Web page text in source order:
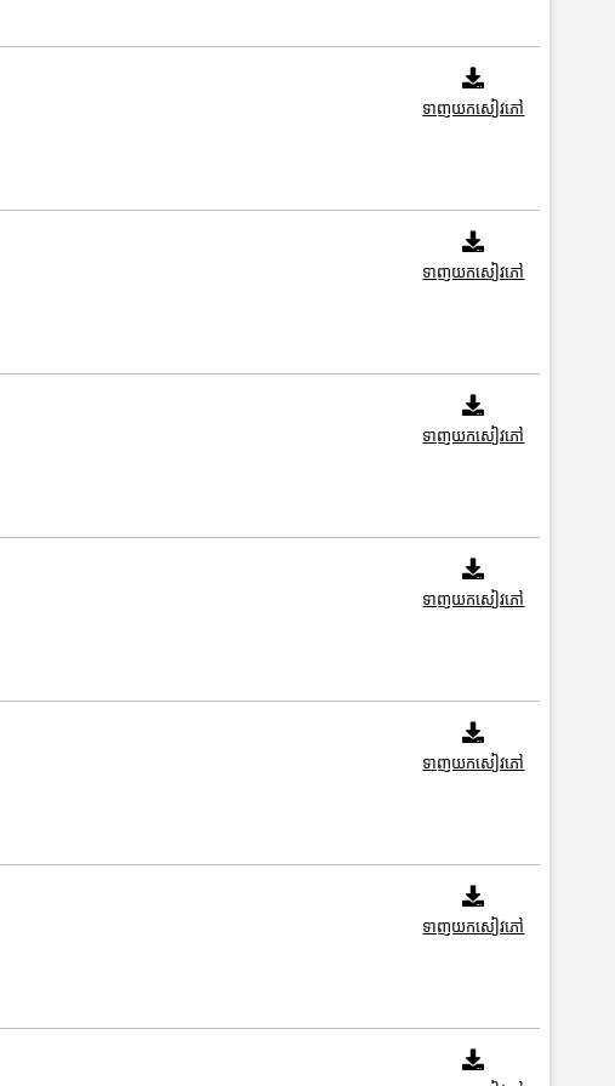
ទាញយកសៀវភៅ
ទាញយកសៀវភៅ
ទាញយកសៀវភៅ
ទាញយកសៀវភៅ
ទាញយកសៀវភៅ
ទាញយកសៀវភៅ